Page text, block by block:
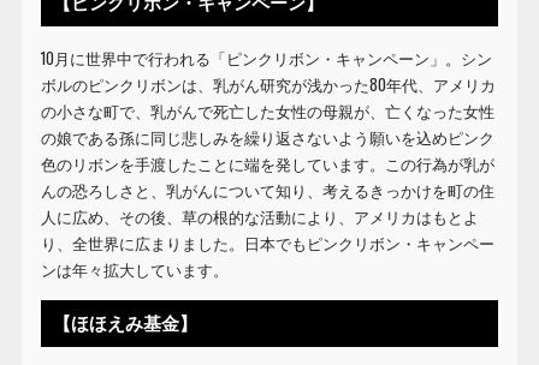
10月に世界中で行われる「ピンクリボン・キャンペーン」。シン
ボルのピンクリボンは、乳がん研究が浅かった80年代、アメリカ
の小さな町で、乳がんで死亡した女性の母親が、亡くなった女性
の娘である孫に同じ悲しみを繰り返さないよう願いを込めピンク
色のリボンを手渡したことに端を発しています。この行為が乳が
んの恐ろしさと、乳がんについて知り、考えるきっかけを町の住
人に広め、その後、草の根的な活動により、アメリカはもとよ
り、全世界に広まりました。日本でもピンクリボン・キャンペー
ンは年々拡大しています。
【ほほえみ基金】